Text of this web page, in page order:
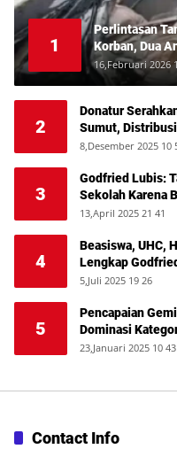
1
Perlintasan
Korban, Dua
Deli
16,Februari 2026
2
Donatur
Sumut,
8,Desember 2025 10
3
Godfried Lubis:
Sekolah Karena
13,April 2025 21 41
4
Beasiswa, UHC,
Lengkap
5,Juli 2025 19 26
5
Pencapaian
Dominasi
23,Januari 2025 10 43
Contact Info